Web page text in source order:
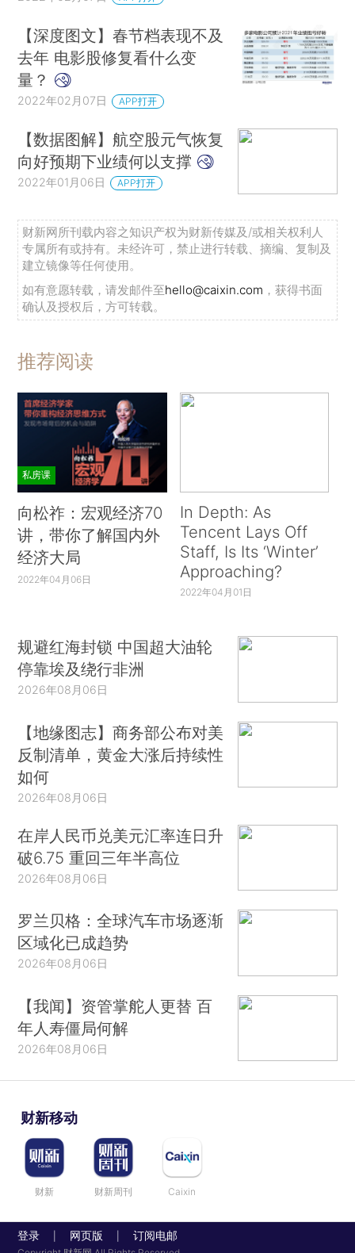
【深度图文】春节档表现不及
去年 电影股修复看什么变
量？
2022年02月07日 APP打开
【数据图解】航空股元气恢复
向好预期下业绩何以支撑
2022年01月06日 APP打开
财新网所刊载内容之知识产权为财新传媒及/或相关权利人
专属所有或持有。未经许可，禁止进行转载、摘编、复制及
建立镜像等任何使用。
如有意愿转载，请发邮件至hello@caixin.com ，获得书面
确认及授权后，方可转载。
推荐阅读
私房课
向松祚：宏观经济70
讲，带你了解国内外
经济大局
2022年04月06日
In Depth: As
Tencent Lays Off
Staff, Is Its ‘Winter’
Approaching?
2022年04月01日
规避红海封锁 中国超大油轮
停靠埃及绕行非洲
2026年08月06日
【地缘图志】商务部公布对美
反制清单，黄金大涨后持续性
如何
2026年08月06日
在岸人民币兑美元汇率连日升
破6.75 重回三年半高位
2026年08月06日
罗兰贝格：全球汽车市场逐渐
区域化已成趋势
2026年08月06日
【我闻】资管掌舵人更替 百
年人寿僵局何解
2026年08月06日
财新移动
财新 财新周刊 Caixin
登录 网页版 订阅电邮